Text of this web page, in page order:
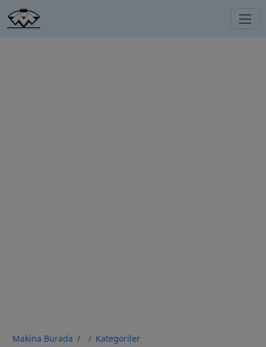
Makina Burada
Kategoriler